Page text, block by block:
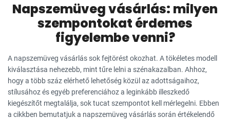
Napszemüveg vásárlás: milyen
szempontokat érdemes
figyelembe venni?
A napszemüveg vásárlás sok fejtörést okozhat. A tökéletes modell
kiválasztása nehezebb, mint tűre lelni a szénakazalban. Ahhoz,
hogy a több száz elérhető lehetőség közül az adottságaihoz,
stílusához és egyéb preferenciához a leginkább illeszkedő
kiegészítőt megtalálja, sok tucat szempontot kell mérlegelni. Ebben
a cikkben bemutatjuk a napszemüveg vásárlás során értékelendő